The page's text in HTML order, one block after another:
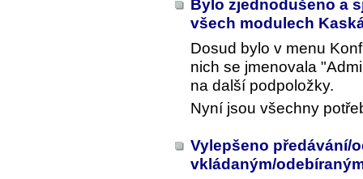
Bylo zjednodušeno a
všech modulech
Dosud bylo v menu
nich se jmenovala
na další podpoložky.
Nyní jsou všechny
Vylepšeno předávání/
vkládaným/